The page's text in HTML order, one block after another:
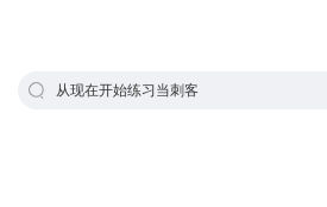
从现在开始练习当刺客